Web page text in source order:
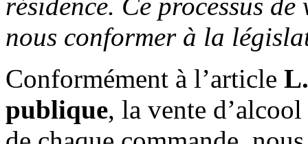
nous conformer à la
Conformément à l’article
publique, la vente